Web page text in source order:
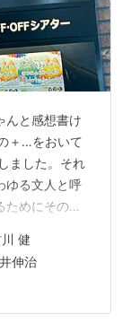
んと感想書け
＋…をおいて
ました。それ
ゆる文人と呼
めにその筆
値観が転換
破れても文
歌人・斎藤
きな時代の流
健
伸治